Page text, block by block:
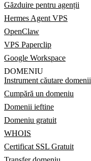
Găzduire pentru agenții
Hermes Agent VPS
OpenClaw
VPS Paperclip
Google Workspace
DOMENIU
Instrument căutare domenii
Cumpără un domeniu
Domenii ieftine
Domeniu gratuit
WHOIS
Certificat SSL Gratuit